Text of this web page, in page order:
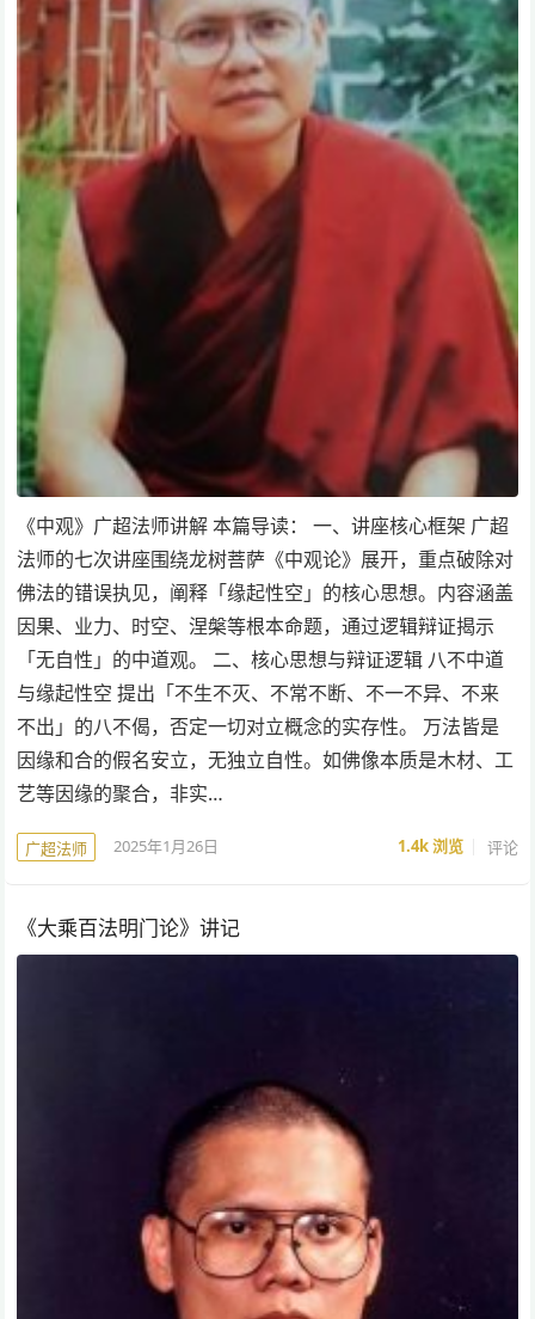
《中观》广超法师讲解 本篇导读： 一、讲座核心框架 广超
法师的七次讲座围绕龙树菩萨《中观论》展开，重点破除对
佛法的错误执见，阐释「缘起性空」的核心思想。内容涵盖
因果、业力、时空、涅槃等根本命题，通过逻辑辩证揭示
「无自性」的中道观。 二、核心思想与辩证逻辑 八不中道
与缘起性空 提出「不生不灭、不常不断、不一不异、不来
不出」的八不偈，否定一切对立概念的实存性。 万法皆是
因缘和合的假名安立，无独立自性。如佛像本质是木材、工
艺等因缘的聚合，非实…
广超法师 2025年1月26日 1.4k浏览 评论
《大乘百法明门论》讲记